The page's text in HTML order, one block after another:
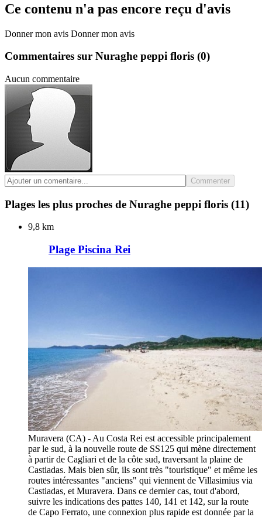
Ce contenu n'a pas encore reçu d'avis
Donner mon avis Donner mon avis
Commentaires sur Nuraghe peppi floris (0)
Aucun commentaire
Commenter
Plages les plus proches de Nuraghe peppi floris (11)
9,8 km
Plage Piscina Rei
Muravera (CA) - Au Costa Rei est accessible principalement
par le sud, à la nouvelle route de SS125 qui mène directement
à partir de Cagliari et de la côte sud, traversant la plaine de
Castiadas. Mais bien sûr, ils sont très "touristique" et même les
routes intéressantes "anciens" qui viennent de Villasimius via
Castiadas, et Muravera. Dans ce dernier cas, tout d'abord,
suivre les indications des pattes 140, 141 et 142, sur la route
de Capo Ferrato, une connexion plus rapide est donnée par la